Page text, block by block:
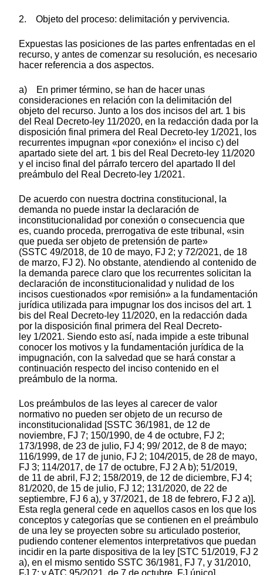
2. Objeto del proceso: delimitación y pervivencia.
Expuestas las posiciones de las partes enfrentadas en el
recurso, y antes de comenzar su resolución, es necesario
hacer referencia a dos aspectos.
a) En primer término, se han de hacer unas
consideraciones en relación con la delimitación del
objeto del recurso. Junto a los dos incisos del art. 1 bis
del Real Decreto-ley 11/2020, en la redacción dada por la
disposición final primera del Real Decreto-ley 1/2021, los
recurrentes impugnan «por conexión» el inciso c) del
apartado siete del art. 1 bis del Real Decreto-ley 11/2020
y el inciso final del párrafo tercero del apartado II del
preámbulo del Real Decreto-ley 1/2021.
De acuerdo con nuestra doctrina constitucional, la
demanda no puede instar la declaración de
inconstitucionalidad por conexión o consecuencia que
es, cuando proceda, prerrogativa de este tribunal, «sin
que pueda ser objeto de pretensión de parte»
(SSTC 49/2018, de 10 de mayo, FJ 2; y 72/2021, de 18
de marzo, FJ 2). No obstante, atendiendo al contenido de
la demanda parece claro que los recurrentes solicitan la
declaración de inconstitucionalidad y nulidad de los
incisos cuestionados «por remisión» a la fundamentación
jurídica utilizada para impugnar los dos incisos del art. 1
bis del Real Decreto-ley 11/2020, en la redacción dada
por la disposición final primera del Real Decreto-
ley 1/2021. Siendo esto así, nada impide a este tribunal
conocer los motivos y la fundamentación jurídica de la
impugnación, con la salvedad que se hará constar a
continuación respecto del inciso contenido en el
preámbulo de la norma.
Los preámbulos de las leyes al carecer de valor
normativo no pueden ser objeto de un recurso de
inconstitucionalidad [SSTC 36/1981, de 12 de
noviembre, FJ 7; 150/1990, de 4 de octubre, FJ 2;
173/1998, de 23 de julio, FJ 4; 99/ 2012, de 8 de mayo;
116/1999, de 17 de junio, FJ 2; 104/2015, de 28 de mayo,
FJ 3; 114/2017, de 17 de octubre, FJ 2 A b); 51/2019,
de 11 de abril, FJ 2; 158/2019, de 12 de diciembre, FJ 4;
81/2020, de 15 de julio, FJ 12; 131/2020, de 22 de
septiembre, FJ 6 a), y 37/2021, de 18 de febrero, FJ 2 a)].
Esta regla general cede en aquellos casos en los que los
conceptos y categorías que se contienen en el preámbulo
de una ley se proyecten sobre su articulado posterior,
pudiendo contener elementos interpretativos que puedan
incidir en la parte dispositiva de la ley [STC 51/2019, FJ 2
a), en el mismo sentido SSTC 36/1981, FJ 7, y 31/2010,
FJ 7; y ATC 95/2021, de 7 de octubre, FJ único].